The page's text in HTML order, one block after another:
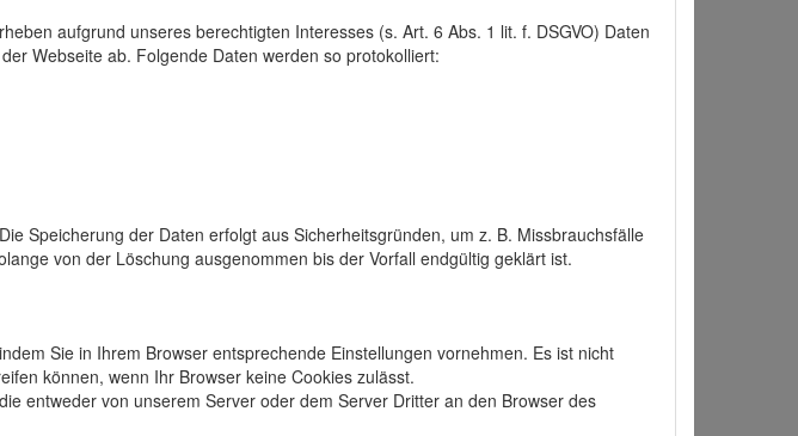
aufgrund unseres berechtigten Interesses (s. Art. 6 Abs. 1 lit. f. DSGVO) Daten
Webseite ab. Folgende Daten werden so protokolliert:
Speicherung der Daten erfolgt aus Sicherheitsgründen, um z. B. Missbrauchsfälle
von der Löschung ausgenommen bis der Vorfall endgültig geklärt ist.
Sie in Ihrem Browser entsprechende Einstellungen vornehmen. Es ist nicht
können, wenn Ihr Browser keine Cookies zulässt.
entweder von unserem Server oder dem Server Dritter an den Browser des